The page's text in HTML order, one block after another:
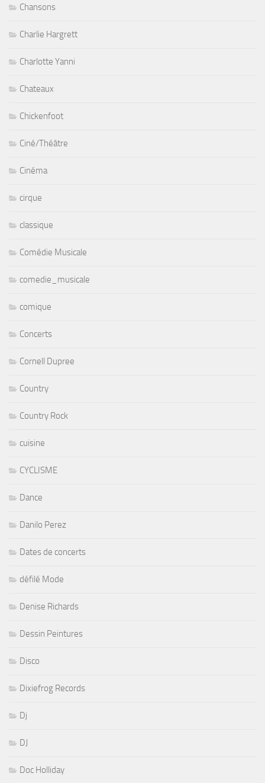
Chansons
Charlie Hargrett
Charlotte Yanni
Chateaux
Chickenfoot
Ciné/Théâtre
Cinéma
cirque
classique
Comédie Musicale
comedie_musicale
comique
Concerts
Cornell Dupree
Country
Country Rock
cuisine
CYCLISME
Dance
Danilo Perez
Dates de concerts
défilé Mode
Denise Richards
Dessin Peintures
Disco
Dixiefrog Records
Dj
DJ
Doc Holliday